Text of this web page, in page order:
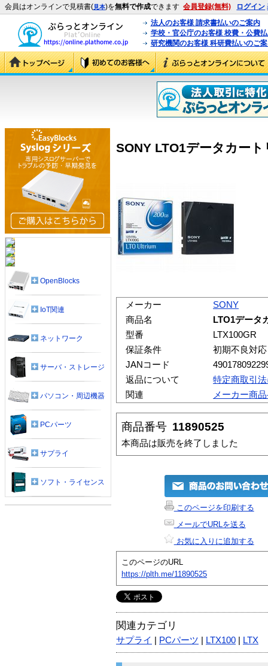
会員はオンラインで見積書(見本)を無料で作成できます 会員登録(無料) ログイン
法人のお客様 請求書払いのご案内
学校・官公庁のお客様 校費・公費
研究機関のお客様 科研費払いのご
SONY LTO1データカー
メーカー
SONY
商品名
LTO1データ
型番
LTX100GR
保証条件
初期不良対
JANコード
返品について
特定商取引
関連
メーカー商
商品番号 11890525
本商品は販売を終了しました
このページを印刷する
メールでURLを送る
お気に入りに追加する
このページのURL
https://plth.me/11890525
関連カテゴリ
サプライ PCパーツ LTX100 LTX
OpenBlocks
IoT関連
ネットワーク
サーバ・ストレージ
パソコン・周辺機器
PCパーツ
サプライ
ソフト・ライセンス